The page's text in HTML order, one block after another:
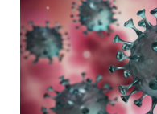
der cts